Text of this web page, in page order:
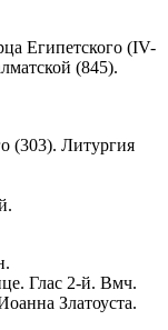
Египетского (IV-
(845).
(303). Литургия
Глас 2-й. Вмч.
Златоуста.